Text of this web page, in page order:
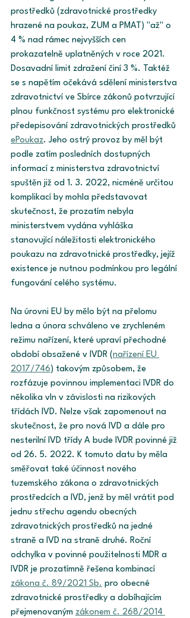
prostředků (zdravotnické prostředky
hrazené na poukaz, ZUM a PMAT) "až" o
4 % nad rámec nejvyšších cen
prokazatelně uplatněných v roce 2021.
Dosavadní limit zdražení činí 3 %. Taktéž
se s napětím očekává sdělení ministerstva
zdravotnictví ve Sbírce zákonů potvrzující
plnou funkčnost systému pro elektronické
předepisování zdravotnických prostředků
ePoukaz. Jeho ostrý provoz by měl být
podle zatím posledních dostupných
informací z ministerstva zdravotnictví
spuštěn již od 1. 3. 2022, nicméně určitou
komplikací by mohla představovat
skutečnost, že prozatím nebyla
ministerstvem vydána vyhláška
stanovující náležitosti elektronického
poukazu na zdravotnické prostředky, jejíž
existence je nutnou podmínkou pro legální
fungování celého systému.
Na úrovni EU by mělo být na přelomu
ledna a února schváleno ve zrychleném
režimu nařízení, které upraví přechodné
období obsažené v IVDR (nařízení EU
2017/746 ) takovým způsobem, že
rozfázuje povinnou implementaci IVDR do
několika vln v závislosti na rizikových
třídách IVD. Nelze však zapomenout na
skutečnost, že pro nová IVD a dále pro
nesterilní IVD třídy A bude IVDR povinné již
od 26. 5. 2022. K tomuto datu by měla
směřovat také účinnost nového
tuzemského zákona o zdravotnických
prostředcích a IVD, jenž by měl vrátit pod
jednu střechu agendu obecných
zdravotnických prostředků na jedné
straně a IVD na straně druhé. Roční
odchylka v povinné použitelnosti MDR a
IVDR je prozatímně řešena kombinací
zákona č. 89/2021 Sb. pro obecné
zdravotnické prostředky a dobíhajícím
přejmenovaným zákonem č. 268/2014